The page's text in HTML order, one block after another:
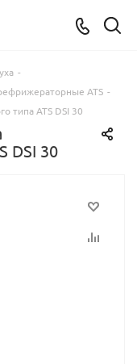
-
ATS -
типа ATS DSI 30
DSI 30